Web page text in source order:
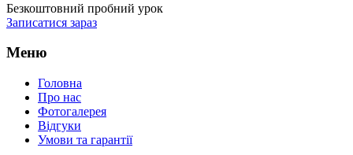
Безкоштовний пробний урок
Записатися зараз
Меню
Головна
Про нас
Фотогалерея
Відгуки
Умови та гарантії